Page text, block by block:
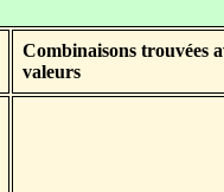
Combinaisons trouvées
valeurs